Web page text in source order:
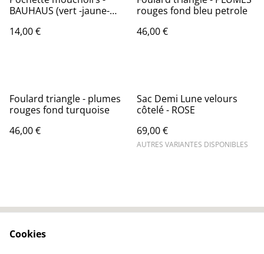
BAUHAUS (vert -jaune-
14,00 €
rouges fond bleu petrole
46,00 €
Foulard triangle - plumes
rouges fond turquoise
46,00 €
Sac Demi Lune velours
côtelé - ROSE
69,00 €
AUTRES VARIANTES DISPONIBLES
Cookies